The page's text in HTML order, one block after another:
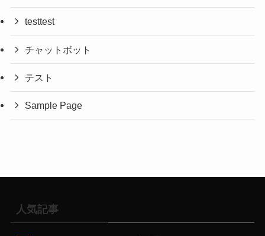
testtest
チャットボット
テスト
Sample Page
人気記事